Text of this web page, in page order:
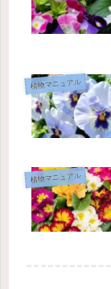
植物マニュアル
植物マニュアル